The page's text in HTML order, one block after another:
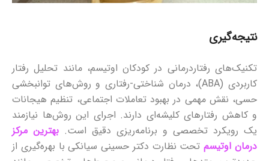
نتیجه‌گیری
تکنیک‌های رفتاردرمانی در کودکان اوتیسم، مانند تحلیل رفتار
کاربردی (ABA)، درمان شناختی-رفتاری و روش‌های توانبخشی
حسی، نقش مهمی در بهبود تعاملات اجتماعی، تنظیم هیجانات
و کاهش رفتارهای کلیشه‌ای دارند. اجرای این روش‌ها نیازمند
یک رویکرد تخصصی و برنامه‌ریزی دقیق است. بهترین مرکز
درمان اوتیسمتحت نظارت دکتر حسینی سیانکی با بهره‌گیری از